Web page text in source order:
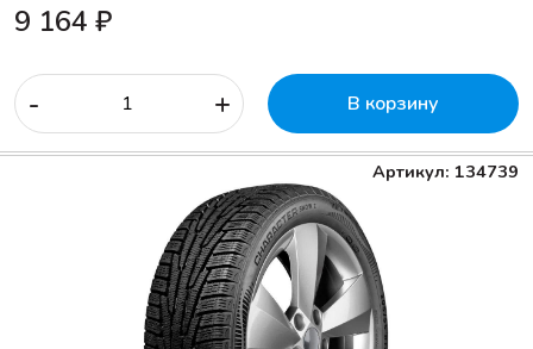
9 164 ₽
- + В корзину
Артикул: 134739